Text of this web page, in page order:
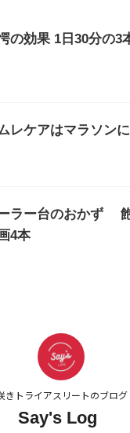
の効果 1日30分の3
レケアはマラソン
ラー台のおかず
4本
きトライアスリートのブログ
Say's Log